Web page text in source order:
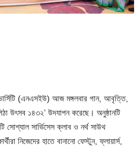
(এনএসইউ) আজ মঙ্গলবার গান, আবৃত্তি,
উৎসব ১৪৩২’ উদযাপন করেছে। অনুষ্ঠানটি
সোশ্যাল সার্ভিসেস ক্লাব ও নর্থ সাউথ
নিজেদের হাতে বানানো ফেস্টুন, ফ্লায়ার্স,